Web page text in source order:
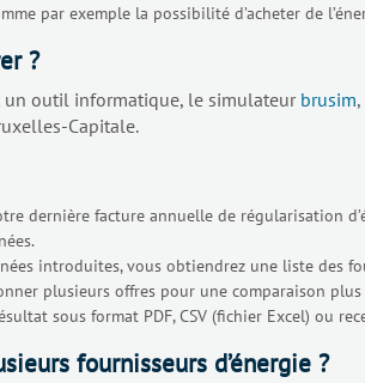
par exemple la possibilité d’acheter de
?
un outil informatique, le simulateur brusim
Capitale.
dernière facture annuelle de régularisation
introduites, vous obtiendrez une liste des
plusieurs offres pour une comparaison
sous format PDF, CSV (fichier Excel) ou
fournisseurs d’énergie ?